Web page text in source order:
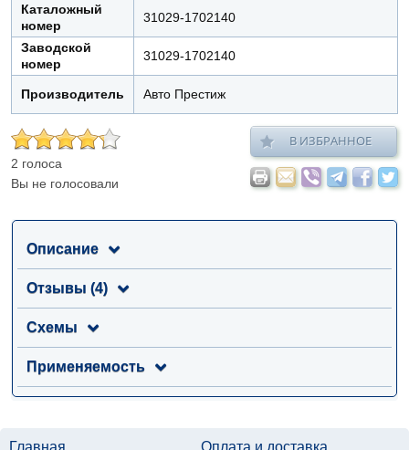
Каталожный
номер
31029-1702140
Заводской
номер
31029-1702140
Производитель Авто Престиж
2 голоса
Вы не голосовали
В ИЗБРАННОЕ
Описание
Отзывы (4)
Схемы
Применяемость
Главная Оплата и доставка